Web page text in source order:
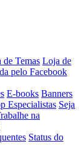
de Temas Loja de
pelo Facebook
E-books Banners
Especialistas Seja
na
Status do